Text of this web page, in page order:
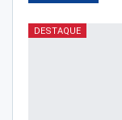
DESTAQUE